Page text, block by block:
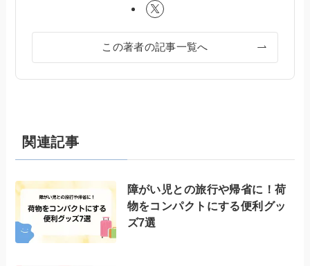
この著者の記事一覧へ
関連記事
障がい児との旅行や帰省に！荷
物をコンパクトにする便利グッ
ズ7選